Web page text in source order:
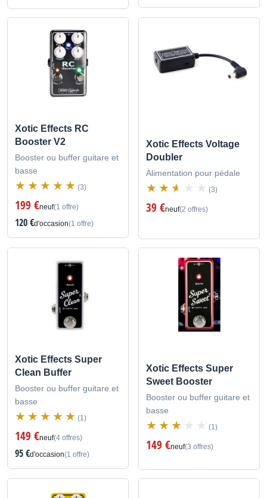
Xotic Effects RC
Booster V2
Booster ou buffer guitare et
basse
(3)
199 €neuf(1 offre)
120 €d'occasion(1 offre)
Xotic Effects Voltage
Doubler
Alimentation pour pédale
(3)
39 €neuf(2 offres)
Xotic Effects Super
Clean Buffer
Booster ou buffer guitare et
basse
(1)
149 €neuf(4 offres)
95 €d'occasion(1 offre)
Xotic Effects Super
Sweet Booster
Booster ou buffer guitare et
basse
(1)
149 €neuf(3 offres)